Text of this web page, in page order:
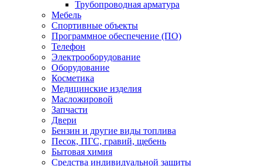
Трубопроводная арматура
Мебель
Спортивные объекты
Программное обеспечение (ПО)
Телефон
Электрооборудование
Оборудование
Косметика
Медицинские изделия
Масложировой
Запчасти
Двери
Бензин и другие виды топлива
Песок, ПГС, гравий, щебень
Бытовая химия
Средства индивидуальной защиты